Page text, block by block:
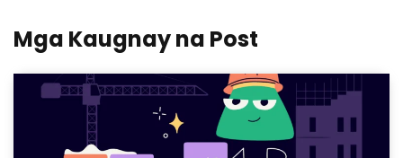
Mga Kaugnay na Post